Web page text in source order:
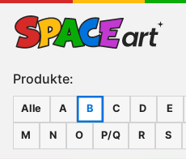
Produkte:
Alle A B C D E
M N O P/Q R S